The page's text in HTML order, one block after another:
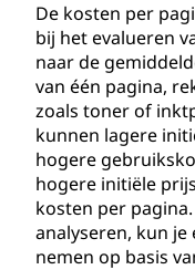
De kosten per
bij het evalueren
naar de
van één pagina,
zoals toner of
kunnen lagere
hogere
hogere initiële
kosten per
analyseren, kun
nemen op basis